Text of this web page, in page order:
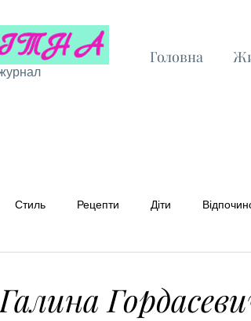
Головна
Стиль Рецепти Діти